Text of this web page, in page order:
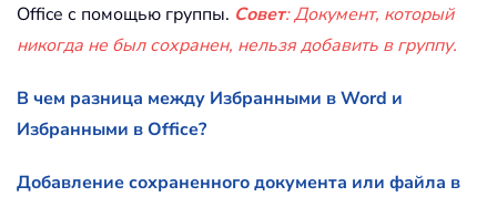
Office с помощью группы. Совет: Документ, который
никогда не был сохранен, нельзя добавить в группу.
В чем разница между Избранными в Word и
Избранными в Office?
Добавление сохраненного документа или файла в